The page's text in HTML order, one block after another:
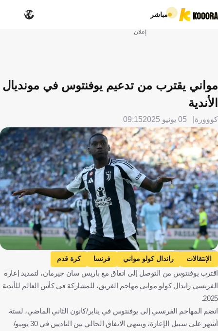
مباشر
إعلان
مواني يقترب من تدعيم يوفنتوس في مونديال
الأندية
كووورة 05 يونيو 2025 09:15
Getty Images
الإنتقالات راندال كولو مواني فرنسا كرة قدم
اقترب يوفنتوس من التوصل إلى اتفاق مع باريس سان جيرمان، لتمديد إعارة
الفرنسي راندال كولو مواني مهاجم الفريق، للمشاركة في كأس العالم للأندية
2025.
انضم المهاجم الفرنسي إلى يوفنتوس في يناير/كانون الثاني الماضي، لستة
أشهر على سبيل الإعارة، وينتهي الاتفاق الحالي بين الناديين في 30 يونيو/